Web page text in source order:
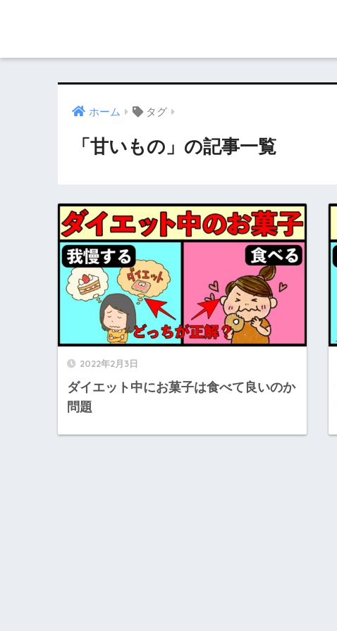
ホーム タグ
「甘いもの」の記事一覧
2022年2月3日
ダイエット中にお菓子は食べて良いのか
問題